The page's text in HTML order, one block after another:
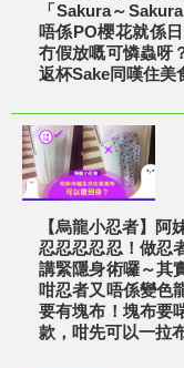
「Sakura～
唔係PO櫻花就係
冇假放嘅可憐蟲呀
返杯Sake同嘆住美
【烏龍小忍者】阿
忍忍忍忍忍！做忍
講緊隱身術囉～其
咁忍者又唔係變色
要有塊布！塊布要
款，咁先可以一拉